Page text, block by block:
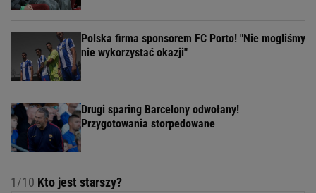
Polska firma sponsorem FC Porto! "Nie mogliśmy
nie wykorzystać okazji"
Drugi sparing Barcelony odwołany!
Przygotowania storpedowane
1/10 Kto jest starszy?